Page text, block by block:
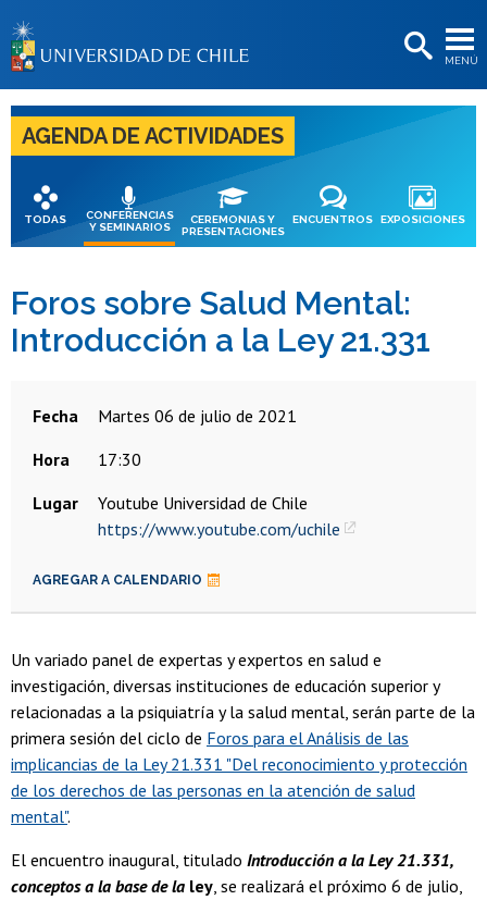
MENÚ
BIBLIOTECAS
LA UNIVERSIDAD
Postulantes
Estudiantes
Académicas/os
Funcionarias/os
Egresadas/os
AGENDA DE ACTIVIDADES
TODAS
CONFERENCIAS
Y SEMINARIOS
CEREMONIAS Y
PRESENTACIONES
ENCUENTROS EXPOSICIONES
Foros sobre Salud Mental:
Introducción a la Ley 21.331
Fecha
martes 06 de julio de 2021
Hora
17:30
Lugar
Youtube Universidad de Chile
https://www.youtube.com/uchile
AGREGAR A CALENDARIO
Un variado panel de expertas y expertos en salud e
investigación, diversas instituciones de educación superior y
relacionadas a la psiquiatría y la salud mental, serán parte de la
primera sesión del ciclo de Foros para el Análisis de las
implicancias de la Ley 21.331 "Del reconocimiento y protección
de los derechos de las personas en la atención de salud
mental".
El encuentro inaugural, titulado Introducción a la Ley 21.331,
conceptos a la base de la ley, se realizará el próximo 6 de julio,